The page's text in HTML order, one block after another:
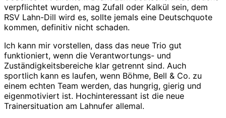
verpflichtet wurden, mag Zufall oder Kalkül sein, dem
RSV Lahn-Dill wird es, sollte jemals eine Deutschquote
kommen, definitiv nicht schaden.
Ich kann mir vorstellen, dass das neue Trio gut
funktioniert, wenn die Verantwortungs- und
Zuständigkeitsbereiche klar getrennt sind. Auch
sportlich kann es laufen, wenn Böhme, Bell & Co. zu
einem echten Team werden, das hungrig, gierig und
eigenmotiviert ist. Hochinteressant ist die neue
Trainersituation am Lahnufer allemal.